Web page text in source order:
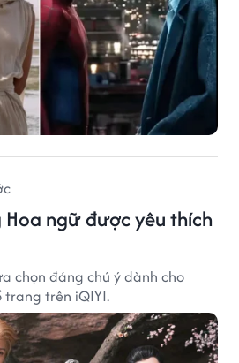
ngữ được yêu thích
chọn đáng chú ý dành cho
trang trên iQIYI.